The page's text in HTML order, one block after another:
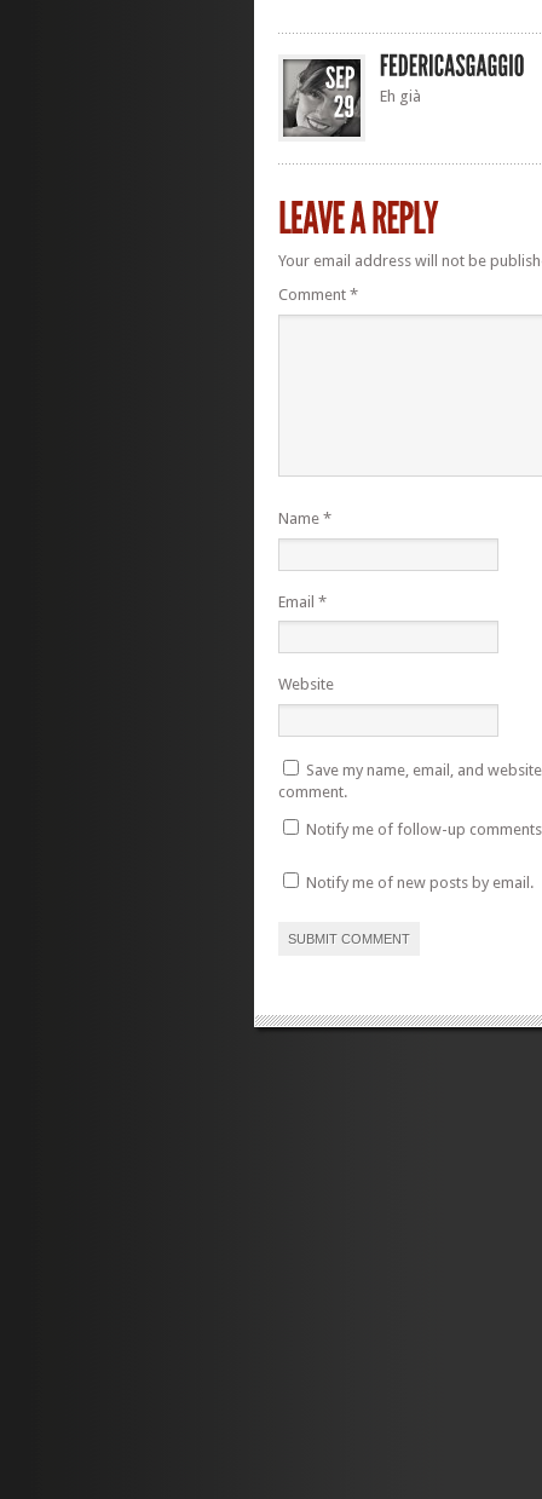
Eh già
Your email address will not be
Comment *
Name *
Email *
Website
Save my name, email, and
comment.
Notify me of follow-up
Notify me of new posts by email.